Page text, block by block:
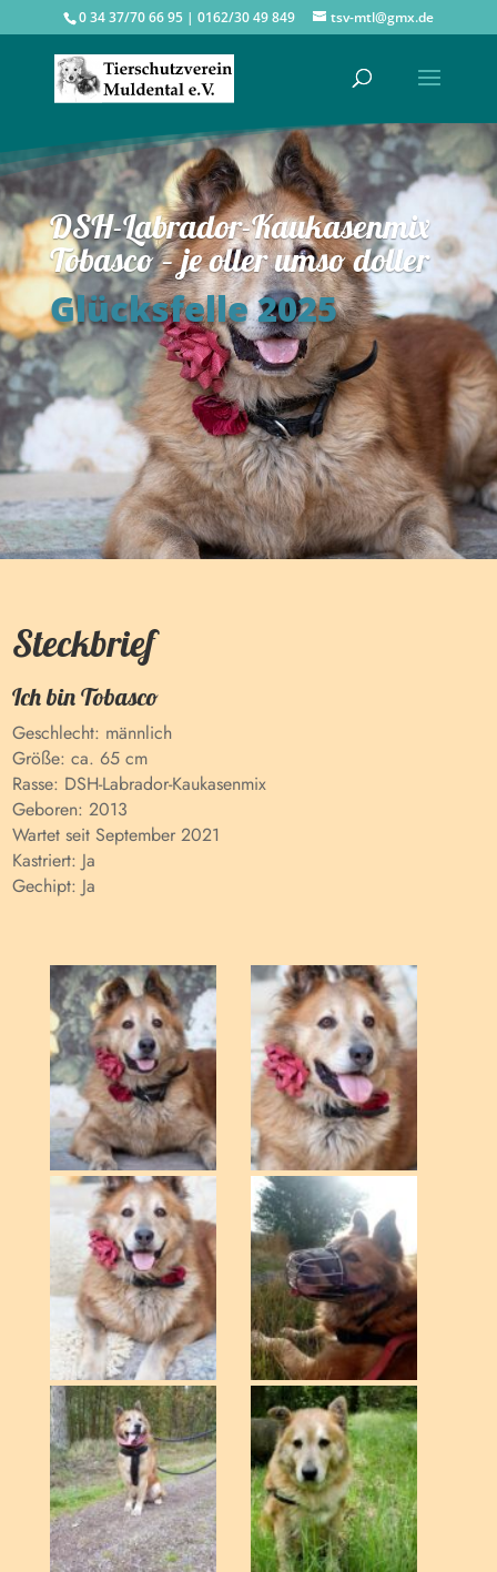
0 34 37/70 66 95 | 0162/30 49 849 tsv-mtl@gmx.de
DSH-Labrador-Kaukasenmix
Tobasco – je oller umso doller
Glücksfelle 2025
Steckbrief
Ich binTobasco
Geschlecht: männlich
Größe:ca. 65 cm
Rasse: DSH-Labrador-Kaukasenmix
Geboren:2013
Wartet seitSeptember 2021
Kastriert: Ja
Gechipt: Ja